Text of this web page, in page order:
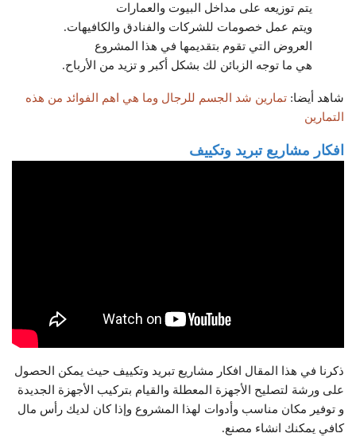
يتم توزيعه على مداخل البيوت والعمارات
ويتم عمل خصومات للشركات والفنادق والكافيهات.
العروض التي تقوم بتقديمها في هذا المشروع
هي ما توجه الزبائن لك بشكل أكبر و تزيد من الأرباح.
شاهد أيضا: تمارين شد الجسم للرجال وما هي اهم الفوائد من هذه
التمارين
افكار مشاريع تبريد وتكييف
ذكرنا في هذا المقال افكار مشاريع تبريد وتكييف حيث يمكن الحصول
على ورشة لتصليح الأجهزة المعطلة والقيام بتركيب الأجهزة الجديدة
و توفير مكان مناسب وأدوات لهذا المشروع وإذا كان لديك رأس مال
كافي يمكنك انشاء مصنع.